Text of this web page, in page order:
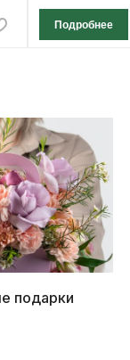
высота 12 см
Подробнее
подарки